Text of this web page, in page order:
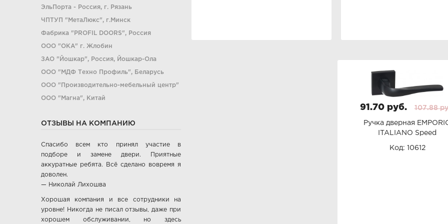
ЭльПорта - Россия, г. Рязань
ЧПТУП "МетаЛюкс", г.Минск
Фабрика "PROFIL DOORS", Россия
ООО "ОКА" г. Жлобин
ЗАО "Йошкар", Россия, Йошкар-Ола
ООО "МДФ Техно Профиль", Беларусь
ООО "Производительно-мебельный центр"
ООО "Магна", Китай
ООО "Алюмдор" г. Минск
ОДО "Древпром", г. Витебск
Verda ЗАО "ПО Одинцово", г. Москва
ОАО Лесплитинвест, СПБ, Россия
ОТЗЫВЫ НА КОМПАНИЮ
Спасибо всем кто принял участие в
подборе и замене двери. Приятные
аккуратные ребята. Всё сделано вовремя я
доволен.
— Николай Лихошва
Хорошая компания и все сотрудники на
уровне! Никогда не писал отзывы, даже при
хорошем обслуживании, но здесь
91.70 руб. 107.88
Ручка дверная
ITALIANO Speed
Код: 10612